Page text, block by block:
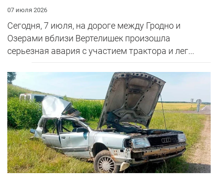
07 июля 2026
Сегодня, 7 июля, на дороге между Гродно и
Озерами вблизи Вертелишек произошла
серьезная авария с участием трактора и лег...